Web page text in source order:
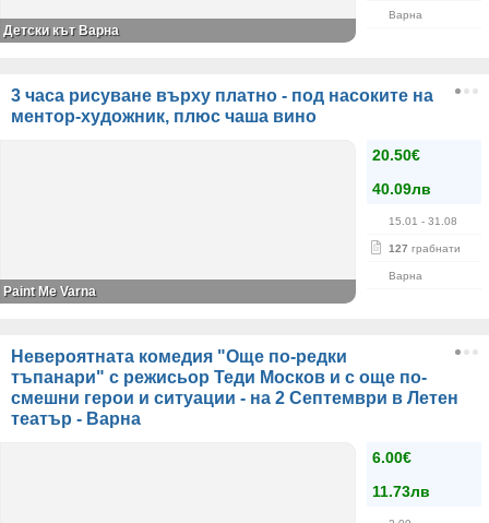
Варна
Детски кът Варна
3 часа рисуване върху платно - под насоките на
ментор-художник, плюс чаша вино
20.50€
40.09лв
15.01 - 31.08
127 грабнати
Варна
Paint Me Varna
Невероятната комедия "Още по-редки
тъпанари" с режисьор Теди Москов и с още по-
смешни герои и ситуации - на 2 Септември в Летен
театър - Варна
6.00€
11.73лв